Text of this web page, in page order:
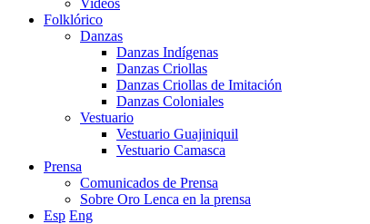
Videos
Folklórico
Danzas
Danzas Indígenas
Danzas Criollas
Danzas Criollas de Imitación
Danzas Coloniales
Vestuario
Vestuario Guajiniquil
Vestuario Camasca
Prensa
Comunicados de Prensa
Sobre Oro Lenca en la prensa
Esp Eng